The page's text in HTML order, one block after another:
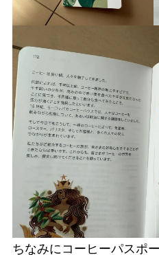
ちなみにコーヒーパスポ